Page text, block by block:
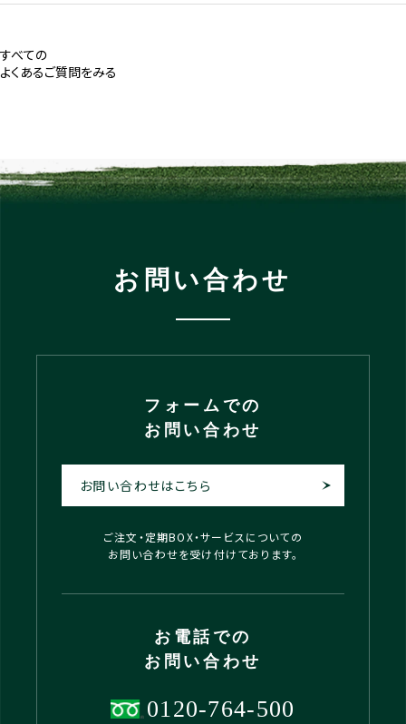
すべての
よくあるご質問をみる
お問い合わせ
フォームでの
お問い合わせ
お問い合わせはこちら
ご注文・定期BOX・サービスについての
お問い合わせを受け付けております。
お電話での
お問い合わせ
0120-764-500